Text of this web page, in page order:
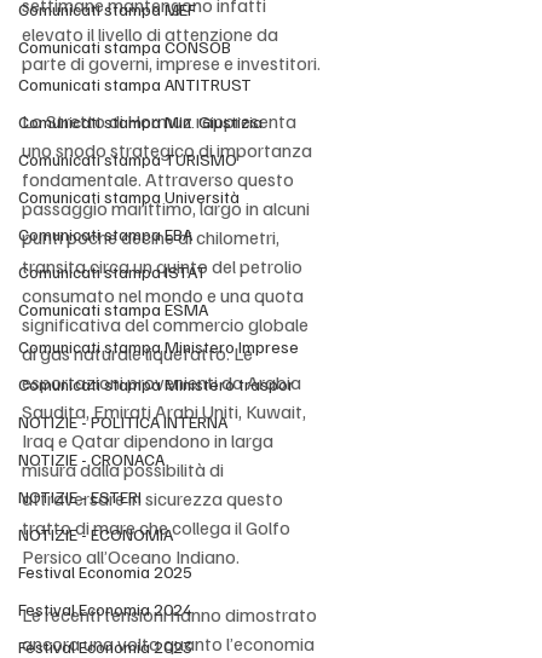
Comunicati stampa MEF
Comunicati stampa CONSOB
Comunicati stampa ANTITRUST
Comunicati stampa Min. Giustizia
Comunicati stampa TURISMO
Comunicati stampa Università
Comunicati stampa EBA
Comunicati stampa ISTAT
Comunicati stampa ESMA
Comunicati stampa Ministero Imprese
Comunicati stampa Ministero traspor
NOTIZIE - POLITICA INTERNA
NOTIZIE - CRONACA
NOTIZIE - ESTERI
NOTIZIE - ECONOMIA
Festival Economia 2025
Festival Economia 2024
Festival Economia 2023
elevato il livello di attenzione da
parte di governi, imprese e investitori.
Lo Stretto di Hormuz rappresenta
uno snodo strategico di importanza
fondamentale. Attraverso questo
passaggio marittimo, largo in alcuni
punti poche decine di chilometri,
transita circa un quinto del petrolio
consumato nel mondo e una quota
significativa del commercio globale
di gas naturale liquefatto. Le
esportazioni provenienti da Arabia
Saudita, Emirati Arabi Uniti, Kuwait,
Iraq e Qatar dipendono in larga
misura dalla possibilità di
attraversare in sicurezza questo
tratto di mare che collega il Golfo
Persico all’Oceano Indiano.
Le recenti tensioni hanno dimostrato
ancora una volta quanto l’economia